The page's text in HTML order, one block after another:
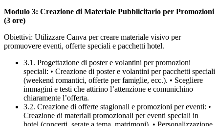
Modulo 3: Creazione di Materiale Pubblicitario per Promozioni
(3 ore)
Obiettivi: Utilizzare Canva per creare materiale visivo per
promuovere eventi, offerte speciali e pacchetti hotel.
3.1. Progettazione di poster e volantini per promozioni
speciali: • Creazione di poster e volantini per pacchetti speciali
(weekend romantici, offerte per famiglie, ecc.). • Scegliere
immagini e testi che attirino l’attenzione e comunichino
chiaramente l’offerta.
3.2. Creazione di offerte stagionali e promozioni per eventi: •
Creazione di materiali promozionali per eventi speciali in
hotel (concerti, serate a tema, matrimoni). • Personalizzazione